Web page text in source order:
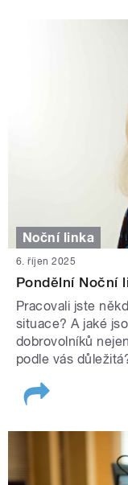
Noční linka
6. říjen 2025
Pondělní Noční
Pracovali jste
situace? A jaké
dobrovolníků
podle vás